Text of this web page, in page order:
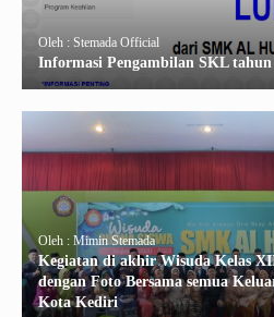
Oleh : Stemada Official
Informasi Pengambilan SKL tahun
Oleh : Mimin Stemada
Kegiatan di akhir Wisuda Kelas
dengan Foto Bersama semua
Kota Kediri